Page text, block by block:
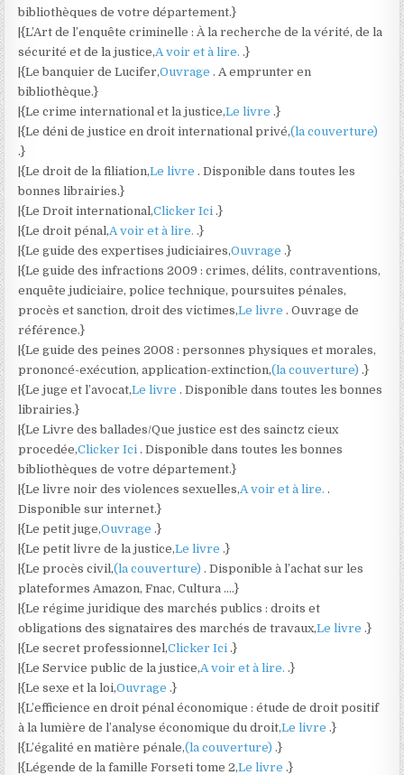
bibliothèques de votre département.}
|{L’Art de l’enquête criminelle : À la recherche de la vérité, de la
sécurité et de la justice,A voir et à lire..}
|{Le banquier de Lucifer,Ouvrage. A emprunter en
bibliothèque.}
|{Le crime international et la justice,Le livre.}
|{Le déni de justice en droit international privé,(la couverture)
.}
|{Le droit de la filiation,Le livre. Disponible dans toutes les
bonnes librairies.}
|{Le Droit international,Clicker Ici.}
|{Le droit pénal,A voir et à lire..}
|{Le guide des expertises judiciaires,Ouvrage.}
|{Le guide des infractions 2009 : crimes, délits, contraventions,
enquête judiciaire, police technique, poursuites pénales,
procès et sanction, droit des victimes,Le livre. Ouvrage de
référence.}
|{Le guide des peines 2008 : personnes physiques et morales,
prononcé-exécution, application-extinction,(la couverture).}
|{Le juge et l’avocat,Le livre. Disponible dans toutes les bonnes
librairies.}
|{Le Livre des ballades/Que justice est des sainctz cieux
procedée,Clicker Ici. Disponible dans toutes les bonnes
bibliothèques de votre département.}
|{Le livre noir des violences sexuelles,A voir et à lire..
Disponible sur internet.}
|{Le petit juge,Ouvrage.}
|{Le petit livre de la justice,Le livre.}
|{Le procès civil,(la couverture). Disponible à l’achat sur les
plateformes Amazon, Fnac, Cultura ….}
|{Le régime juridique des marchés publics : droits et
obligations des signataires des marchés de travaux,Le livre.}
|{Le secret professionnel,Clicker Ici.}
|{Le Service public de la justice,A voir et à lire..}
|{Le sexe et la loi,Ouvrage.}
|{L’efficience en droit pénal économique : étude de droit positif
à la lumière de l’analyse économique du droit,Le livre.}
|{L’égalité en matière pénale,(la couverture).}
|{Légende de la famille Forseti tome 2,Le livre.}